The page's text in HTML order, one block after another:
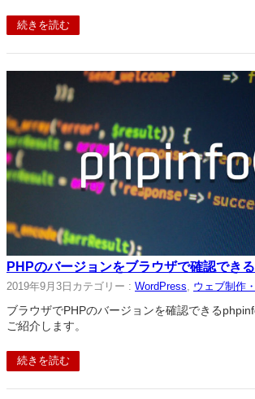
続きを読む
PHPのバージョンをブラウザで確認でき
2019年9月3日 カテゴリー : WordPress, ウェブ制作・
ブラウザでPHPのバージョンを確認できる
ご紹介します。
続きを読む